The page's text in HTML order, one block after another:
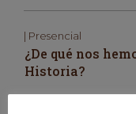
| Presencial
¿De qué nos
Historia?